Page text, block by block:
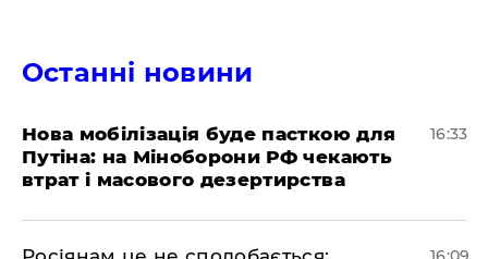
Останні новини
Нова мобілізація буде пасткою для
Путіна: на Міноборони РФ чекають
втрат і масового дезертирства
16:33